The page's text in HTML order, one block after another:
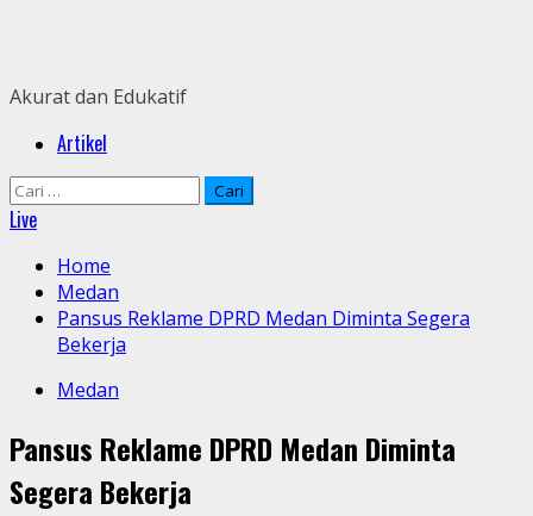
Akurat dan Edukatif
PrimaryArtikel
Cari
untuk:
Live
Home
Medan
Pansus Reklame DPRD Medan Diminta Segera
Bekerja
Medan
Pansus Reklame DPRD Medan Diminta
Segera Bekerja